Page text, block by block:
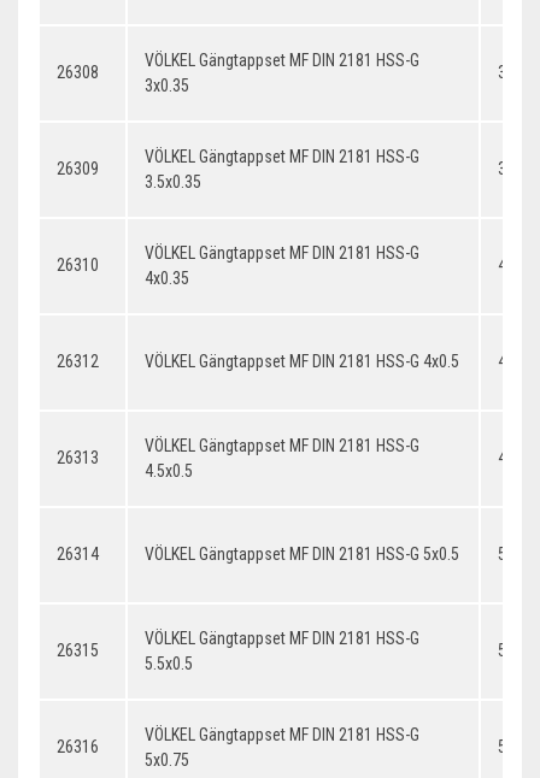
26308
VÖLKEL Gängtappset MF DIN 2181 HSS-G
3x0.35
26309
VÖLKEL Gängtappset MF DIN 2181 HSS-G
3.5x0.35
26310
VÖLKEL Gängtappset MF DIN 2181 HSS-G
4x0.35
26312 VÖLKEL Gängtappset MF DIN 2181 HSS-G 4x0.5 4x0.5
26313
VÖLKEL Gängtappset MF DIN 2181 HSS-G
4.5x0.5
26314 VÖLKEL Gängtappset MF DIN 2181 HSS-G 5x0.5 5x0.5
26315
VÖLKEL Gängtappset MF DIN 2181 HSS-G
5.5x0.5
26316
VÖLKEL Gängtappset MF DIN 2181 HSS-G
5x0.75